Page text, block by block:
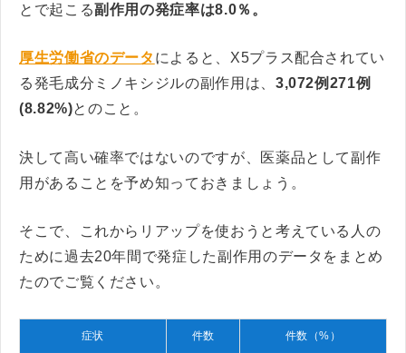
とで起こる副作用の発症率は8.0％。
厚生労働省のデータ によると、X5プラス配合されてい
る発毛成分ミノキシジルの副作用は、 3,072例271例
(8.82%)とのこと。
決して高い確率ではないのですが、医薬品として副作
用があることを予め知っておきましょう。
そこで、これからリアップを使おうと考えている人の
ために過去20年間で発症した副作用のデータをまとめ
たのでご覧ください。
症状 件数 件数（%）